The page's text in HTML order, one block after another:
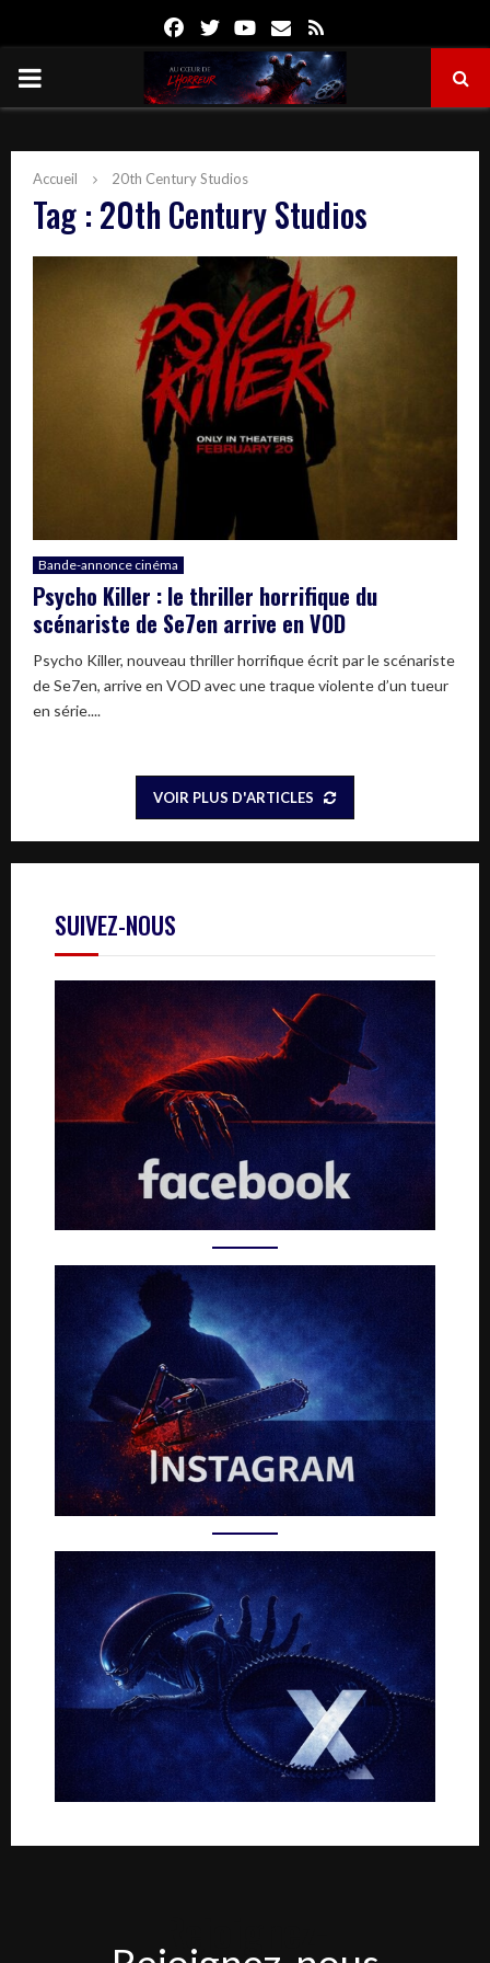
FacebookTwitterYoutube
Email
PRIMARY
Accueil 20th Century Studios
Tag : 20th Century Studios
Bande-annonce cinéma
Psycho Killer : le thriller horrifique du
scénariste de Se7en arrive en VOD
Psycho Killer, nouveau thriller horrifique écrit par le scénariste
de Se7en, arrive en VOD avec une traque violente d’un tueur
en série....
VOIR PLUS D'ARTICLES
SUIVEZ-NOUS